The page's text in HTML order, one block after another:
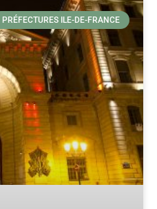
PRÉFECTURES ILE-DE-FRANCE